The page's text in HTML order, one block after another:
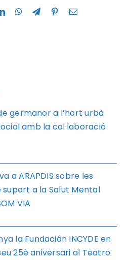
LinkedInWhatsApp
TelegramPinterestEmail
germanor a l’hort urbà
amb la col·laboració
a ARAPDIS sobre les
suport a la Salut Mental
VIA
la Fundación INCYDE en
25è aniversari al Teatro